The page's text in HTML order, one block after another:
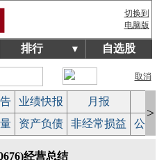
切换到
电脑版
排行 ▼ 自选股
取消
业绩快报 月报
资产负债 非经常损益 公
>
经营总结